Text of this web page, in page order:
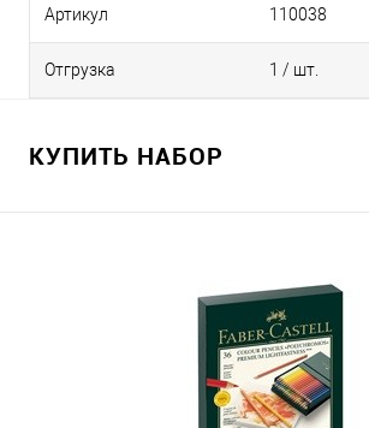
Артикул 110038
Отгрузка 1 / шт.
КУПИТЬ НАБОР